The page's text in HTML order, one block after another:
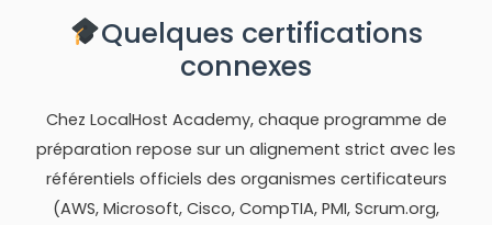
Quelques certifications
connexes
Chez LocalHost Academy, chaque programme de
préparation repose sur un alignement strict avec les
référentiels officiels des organismes certificateurs
(AWS, Microsoft, Cisco, CompTIA, PMI, Scrum.org,